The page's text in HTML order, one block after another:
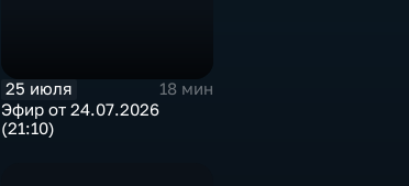
25 июля
18 мин
Эфир от 24.07.2026
(21:10)